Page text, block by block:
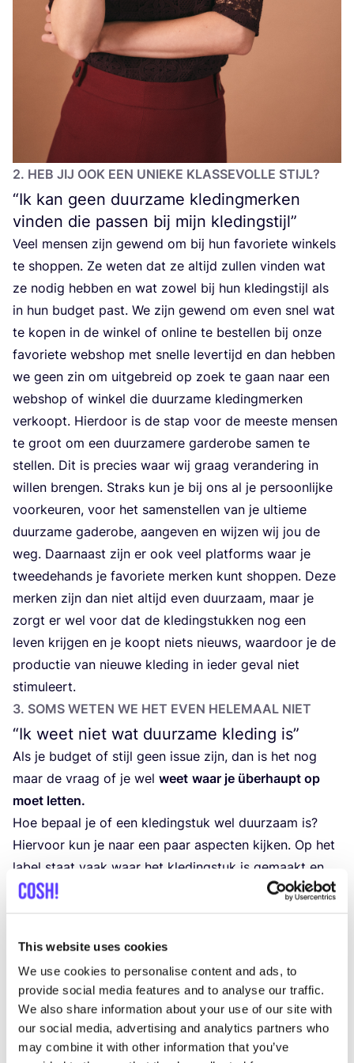
This website uses cookies
We use cookies to personalise content and ads, to
provide social media features and to analyse our traffic.
We also share information about your use of our site with
our social media, advertising and analytics partners who
may combine it with other information that you’ve
2. HEB JIJ OOK EEN UNIE­KE KLAS­SE­VOL­LE STIJL?
“Ik kan geen duurzame kledingmerken
vinden die passen bij mijn kledingstijl”
Veel men­sen zijn gewend om bij hun favo­rie­te win­kels
te shop­pen. Ze weten dat ze altijd zul­len vin­den wat
ze nodig heb­ben en wat zowel bij hun kle­ding­stijl als
in hun bud­get past. We zijn gewend om even snel wat
te kopen in de win­kel of onli­ne te bestel­len bij onze
favo­rie­te web­shop met snel­le lever­tijd en dan heb­ben
we geen zin om uit­ge­breid op zoek te gaan naar een
web­shop of win­kel die duur­za­me kle­ding­mer­ken
ver­koopt. Hier­door is de stap voor de mees­te men­sen
te groot om een duur­za­me­re gar­de­ro­be samen te
stel­len. Dit is pre­cies waar wij graag ver­an­de­ring in
wil­len bren­gen. Straks kun je bij ons al je per­soon­lij­ke
voor­keu­ren, voor het samen­stel­len van je ultie­me
duur­za­me gade­ro­be, aan­ge­ven en wij­zen wij jou de
weg. Daar­naast zijn er ook veel plat­forms waar je
twee­de­hands je favo­rie­te mer­ken kunt shop­pen. Deze
mer­ken zijn dan niet altijd even duur­zaam, maar je
zorgt er wel voor dat de kle­ding­stuk­ken nog een
leven krij­gen en je koopt niets nieuws, waar­door je de
pro­duc­tie van nieu­we kle­ding in ieder geval niet
stimuleert.
3. SOMS WETEN WE HET EVEN HELE­MAAL NIET
“Ik weet niet wat duurzame kleding is”
Als je bud­get of stijl geen issue zijn, dan is het nog
maar de vraag of je wel weet waar je über­haupt op
moet let­ten.
Hoe bepaal je of een kle­ding­stuk wel duur­zaam is?
Hier­voor kun je naar een paar aspec­ten kij­ken. Op het
label staat vaak waar het kle­ding­stuk is gemaakt en
waar­van het kle­ding­stuk is gemaakt. Een kle­ding­stuk
wat gemaakt is in Euro­pa hoeft bij­voor­beeld min­der
India. Som­mi­ge mer­ken heb­ben ook het
de Fair Wear Foun­da­ti­on. Dit bete­kent dat het merk in
samen­wer­king met deze inter­na­ti­o­na­le orga­ni­sa­tie
werkt aan de ver­be­te­ring van de werk­om­stan­dig­he­den
in hun kle­ding­fa­brie­ken. Als je nog ver­der wilt gaan,